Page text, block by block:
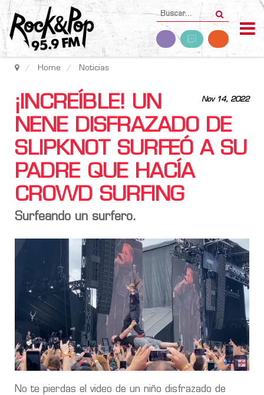
Home Noticias
Nov 14, 2022
¡INCREÍBLE! UN
NENE DISFRAZADO DE
SLIPKNOT SURFEÓ A SU
PADRE QUE HACÍA
CROWD SURFING
Surfeando un surfero.
No te pierdas el video de un niño disfrazado de